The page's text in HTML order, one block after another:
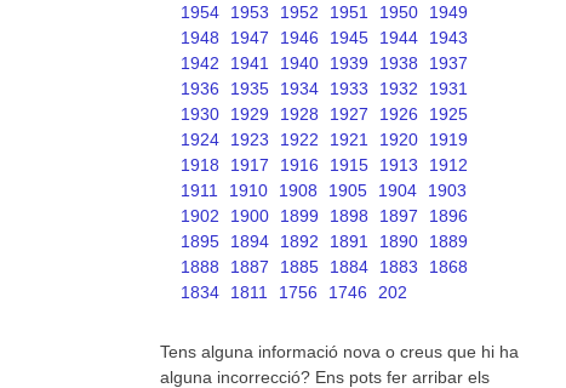
1954
1953 1952 1951 1950
1949
1948
1947 1946 1945 1944
1943
1942
1941 1940 1939 1938
1937
1936
1935 1934 1933 1932
1931
1930
1929 1928 1927 1926
1925
1924
1923 1922 1921 1920
1919
1918
1917 1916 1915 1913
1912
1911
1910 1908 1905 1904
1903
1902
1900 1899 1898 1897
1896
1895
1894 1892 1891 1890
1889
1888
1887 1885 1884 1883
1868
1834
1811 1756 1746 202
Tens alguna informació nova o creus que hi ha
alguna incorrecció? Ens pots fer arribar els